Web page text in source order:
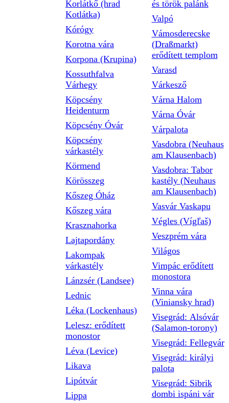
Korlátkő (hrad
Kotlátka)
Kórógy
Korotna vára
Korpona (Krupina)
Kossuthfalva
Várhegy
Köpcsény
Heidenturm
Köpcsény Óvár
Köpcsény
várkastély
Körmend
Körösszeg
Kőszeg Óház
Kőszeg vára
Krasznahorka
Lajtapordány
Lakompak
várkastély
Lánzsér (Landsee)
Lednic
Léka (Lockenhaus)
Lelesz: erődített
monostor
Léva (Levice)
Likava
Lipótvár
Lippa
és török palánk
Valpó
Vámosderecske
(Draßmarkt)
erődített templom
Varasd
Várkesző
Várna Halom
Várna Óvár
Várpalota
Vasdobra (Neuhaus
am Klausenbach)
Vasdobra: Tabor
kastély (Neuhaus
am Klausenbach)
Vasvár Vaskapu
Végles (Vígľaš)
Veszprém vára
Világos
Vimpác erődített
monostora
Vinna vára
(Viniansky hrad)
Visegrád: Alsóvár
(Salamon-torony)
Visegrád: Fellegvár
Visegrád: királyi
palota
Visegrád: Sibrik
dombi ispáni vár